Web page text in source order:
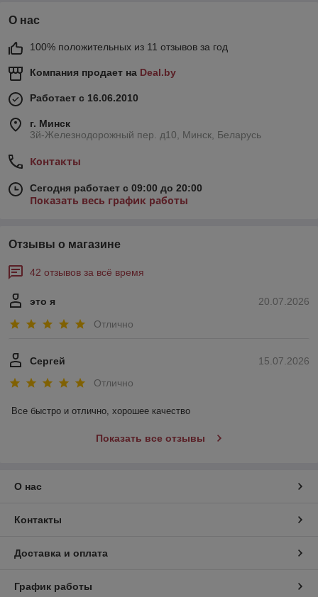
О нас
100% положительных из 11 отзывов за год
Компания продает на Deal.by
Работает с 16.06.2010
г. Минск
3й-Железнодорожный пер. д10, Минск, Беларусь
Контакты
Сегодня работает с 09:00 до 20:00
Показать весь график работы
Отзывы о магазине
42 отзывов за всё время
20.07.2026
это я
Отлично
15.07.2026
Сергей
Отлично
Все быстро и отлично, хорошее качество
Показать все отзывы
О нас
Контакты
Доставка и оплата
График работы